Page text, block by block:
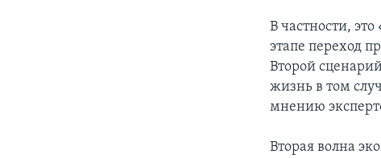
В частности,
этапе переход
Второй
жизнь в том
мнению
Вторая волна